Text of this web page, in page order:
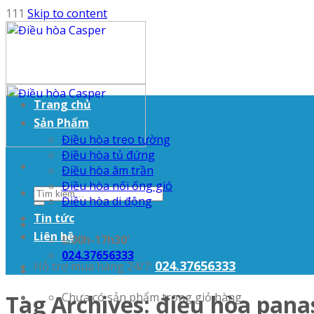
111 Skip to content
8:00h-17h30'
024.37656333
Chưa có sản phẩm trong giỏ hàng.
Trang chủ
Sản Phẩm
Điều hòa treo tường
Điều hòa tủ đứng
Điều hòa âm trần
Điều hòa nối ống gió
Điều hòa di động
Tin tức
Liên hệ
Hỗ trợ mua hàng 24/7: 024.37656333
Tag Archives:điều hòa